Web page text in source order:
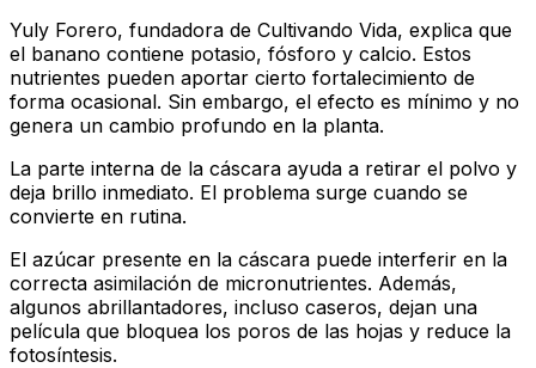
Yuly Forero, fundadora de Cultivando Vida, explica que
el banano contiene potasio, fósforo y calcio. Estos
nutrientes pueden aportar cierto fortalecimiento de
forma ocasional. Sin embargo, el efecto es mínimo y no
genera un cambio profundo en la planta.
La parte interna de la cáscara ayuda a retirar el polvo y
deja brillo inmediato. El problema surge cuando se
convierte en rutina.
El azúcar presente en la cáscara puede interferir en la
correcta asimilación de micronutrientes. Además,
algunos abrillantadores, incluso caseros, dejan una
película que bloquea los poros de las hojas y reduce la
fotosíntesis.